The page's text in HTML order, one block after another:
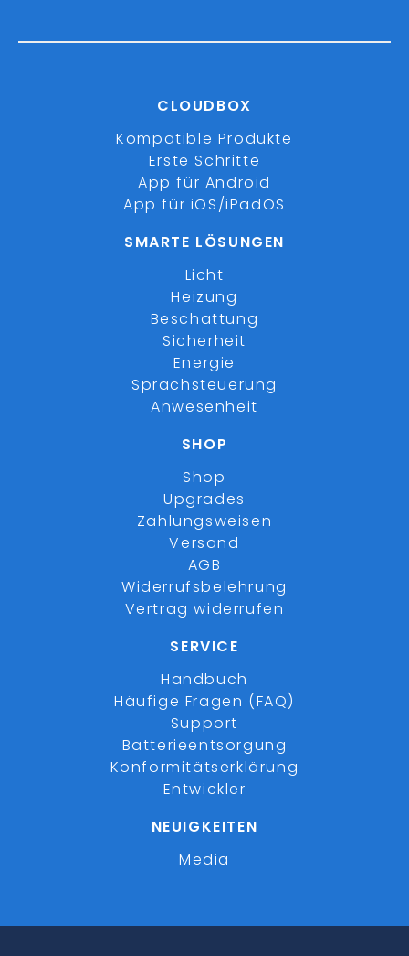
CLOUDBOX
Kompatible Produkte
Erste Schritte
App für Android
App für iOS/iPadOS
SMARTE LÖSUNGEN
Licht
Heizung
Beschattung
Sicherheit
Energie
Sprachsteuerung
Anwesenheit
SHOP
Shop
Upgrades
Zahlungsweisen
Versand
AGB
Widerrufsbelehrung
Vertrag widerrufen
SERVICE
Handbuch
Häufige Fragen (FAQ)
Support
Batterieentsorgung
Konformitätserklärung
Entwickler
NEUIGKEITEN
Media